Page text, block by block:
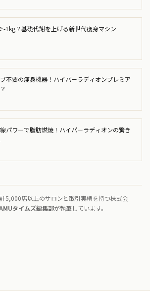
-1kg？基礎代謝を上げる新世代痩身マシン
不要の痩身機器！ハイパーラディオンプレミア
パワーで脂肪燃焼！ハイパーラディオンの驚き
5,000店以上のサロンと取引実績を持つ株式会
タイムズ編集部が執筆しています。